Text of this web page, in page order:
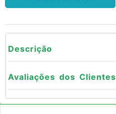
Descrição
Avaliações dos Clientes